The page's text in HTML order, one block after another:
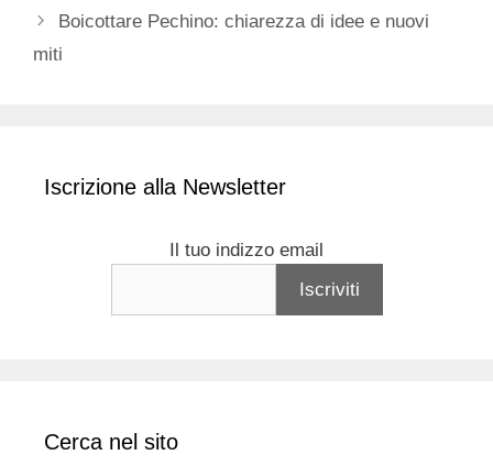
Boicottare Pechino: chiarezza di idee e nuovi
miti
Iscrizione alla Newsletter
Il tuo indizzo email
Cerca nel sito